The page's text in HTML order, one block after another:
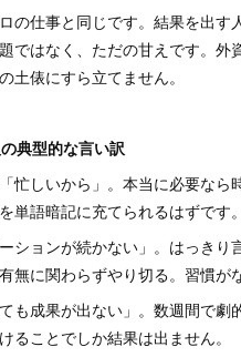
の仕事と同じです。結果を出す
ではなく、ただの甘えです。
土俵にすら立てません。
典型的な言い訳
忙しいから」。本当に必要な
単語暗記に充てられるはずです。
ションが続かない」。はっき
無に関わらずやり切る。習慣が
も成果が出ない」。数週間で劇
ることでしか結果は出ません。